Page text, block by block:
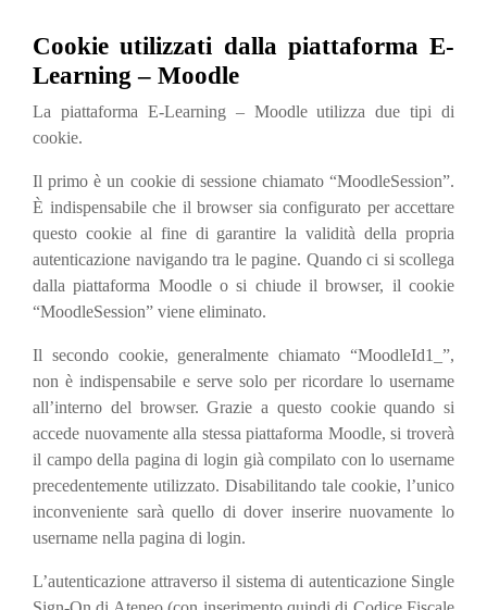
Cookie utilizzati dalla piattaforma E-
Learning – Moodle
La piattaforma E-Learning – Moodle utilizza due tipi di
cookie.
Il primo è un cookie di sessione chiamato “MoodleSession”.
È indispensabile che il browser sia configurato per accettare
questo cookie al fine di garantire la validità della propria
autenticazione navigando tra le pagine. Quando ci si scollega
dalla piattaforma Moodle o si chiude il browser, il cookie
“MoodleSession” viene eliminato.
Il secondo cookie, generalmente chiamato “MoodleId1_”,
non è indispensabile e serve solo per ricordare lo username
all’interno del browser. Grazie a questo cookie quando si
accede nuovamente alla stessa piattaforma Moodle, si troverà
il campo della pagina di login già compilato con lo username
precedentemente utilizzato. Disabilitando tale cookie, l’unico
inconveniente sarà quello di dover inserire nuovamente lo
username nella pagina di login.
L’autenticazione attraverso il sistema di autenticazione Single